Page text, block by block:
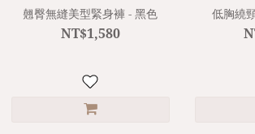
翹臀無縫美型緊身褲 - 黑色
NT$1,580
低胸繞